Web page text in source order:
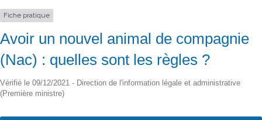
Fiche pratique
Avoir un nouvel animal de compagnie
(Nac) : quelles sont les règles ?
Vérifié le 09/12/2021 - Direction de l'information légale et administrative
(Première ministre)